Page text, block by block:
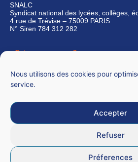
Nous utilisons des cookies pour
service.
Accepter
Refuser
Préferences
SNALC
Syndicat national des lycées, collèges,
4 rue de Trévise – 75009 PARIS
N° Siren 784 312 282
Qui sommes-nous ?
CGU